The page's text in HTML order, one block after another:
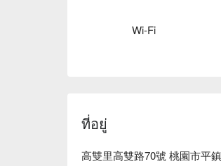
Wi-Fi
ที่อยู่
高雙里高雙路70號 桃園市平